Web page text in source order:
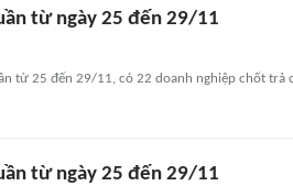
từ ngày 25 đến 29/11
từ 25 đến 29/11, có 22 doanh nghiệp chốt
từ ngày 25 đến 29/11